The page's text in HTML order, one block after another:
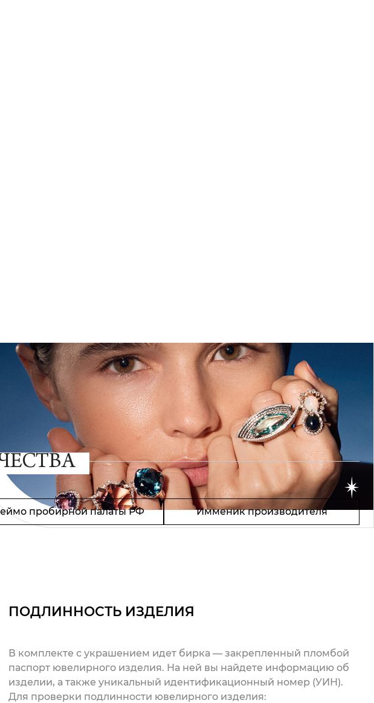
пробирной палаты РФ Имменик производителя
ПОДЛИННОСТЬ ИЗДЕЛИЯ
В комплекте с украшением идет бирка — закрепленный пломбой
паспорт ювелирного изделия. На ней вы найдете информацию об
изделии, а также уникальный идентификационный номер (УИН).
Для проверки подлинности ювелирного изделия: